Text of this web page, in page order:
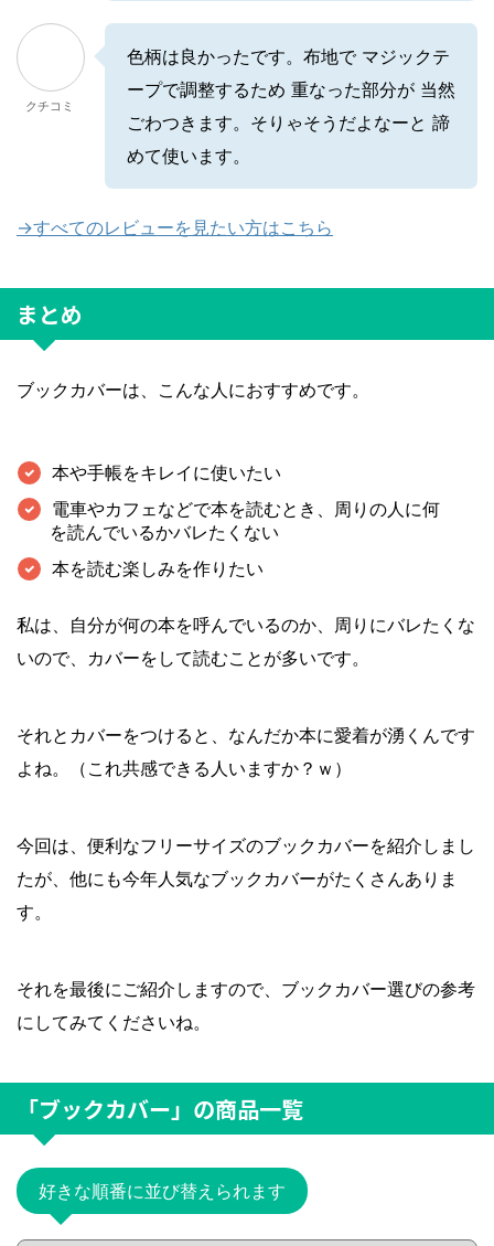
クチコミ
色柄は良かったです。布地で マジックテ
ープで調整するため 重なった部分が 当然
ごわつきます。そりゃそうだよなーと 諦
めて使います。
→すべてのレビューを見たい方はこちら
まとめ
ブックカバーは、こんな人におすすめです。
本や手帳をキレイに使いたい
電車やカフェなどで本を読むとき、周りの人に何
を読んでいるかバレたくない
本を読む楽しみを作りたい
私は、自分が何の本を呼んでいるのか、周りにバレたくな
いので、カバーをして読むことが多いです。
それとカバーをつけると、なんだか本に愛着が湧くんです
よね。（これ共感できる人いますか？ｗ）
今回は、便利なフリーサイズのブックカバーを紹介しまし
たが、他にも今年人気なブックカバーがたくさんありま
す。
それを最後にご紹介しますので、ブックカバー選びの参考
にしてみてくださいね。
「ブックカバー」 の商品一覧
好きな順番に並び替えられます